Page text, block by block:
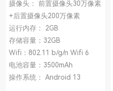
摄像头： 前置摄像头30万像素
+后置摄像头200万像素
运行内存： 2GB
存储容量：32GB
Wifi：802.11 b/g/n Wifi 6
电池容量：3500mAh
操作系统： Android 13